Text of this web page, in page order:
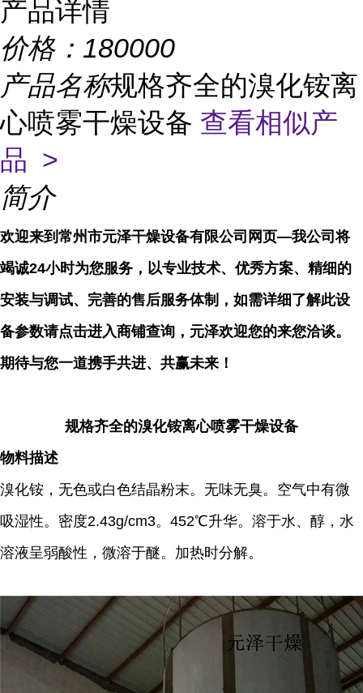
产品详情
价格： 180000
产品名称规格齐全的溴化铵离
心喷雾干燥设备 查看相似产
品 >
简介
欢迎来到常州市元泽干燥设备有限公司网页—我公司将
竭诚24小时为您服务，以专业技术、优秀方案、精细的
安装与调试、完善的售后服务体制，如需详细了解此设
备参数请点击进入商铺查询，元泽欢迎您的来您洽谈。
期待与您一道携手共进、共赢未来！
规格齐全的溴化铵离心喷雾干燥设备
物料描述
溴化铵，无色或白色结晶粉末。无味无臭。空气中有微
吸湿性。密度2.43g/cm3。452℃升华。溶于水、醇，水
溶液呈弱酸性，微溶于醚。加热时分解。